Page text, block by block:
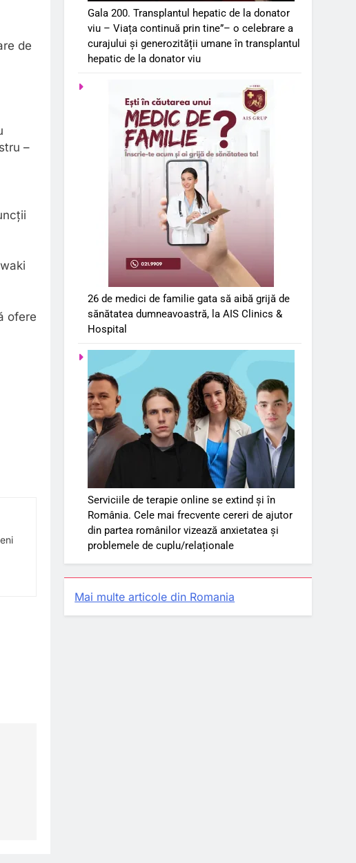
de
–
ofere
Gala 200. Transplantul hepatic de la donator
viu – Viața continuă prin tine”– o celebrare a
curajului și generozității umane în transplantul
hepatic de la donator viu
26 de medici de familie gata să aibă grijă de
sănătatea dumneavoastră, la AIS Clinics &
Hospital
Serviciile de terapie online se extind și în
România. Cele mai frecvente cereri de ajutor
din partea românilor vizează anxietatea și
problemele de cuplu/relaționale
Mai multe articole din Romania